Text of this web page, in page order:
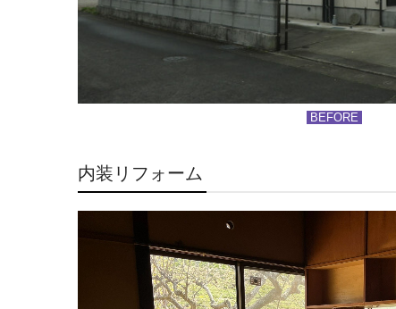
BEFORE
内装リフォーム